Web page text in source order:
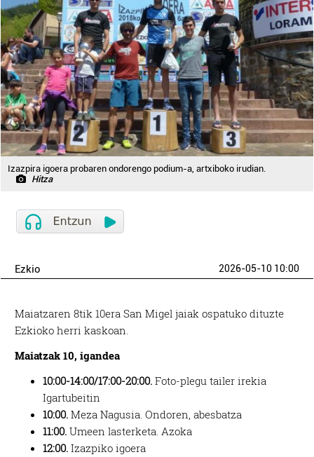
Izazpira igoera probaren ondorengo podium-a, artxiboko irudian.
Hitza
Ezkio 2026-05-10 10:00
Maiatzaren 8tik 10era San Migel jaiak ospatuko dituzte
Ezkioko herri kaskoan.
Maiatzak 10, igandea
10:00-14:00/17:00-20:00. Foto-plegu tailer irekia
Igartubeitin
10:00. Meza Nagusia. Ondoren, abesbatza
11:00. Umeen lasterketa. Azoka
12:00. Izazpiko igoera